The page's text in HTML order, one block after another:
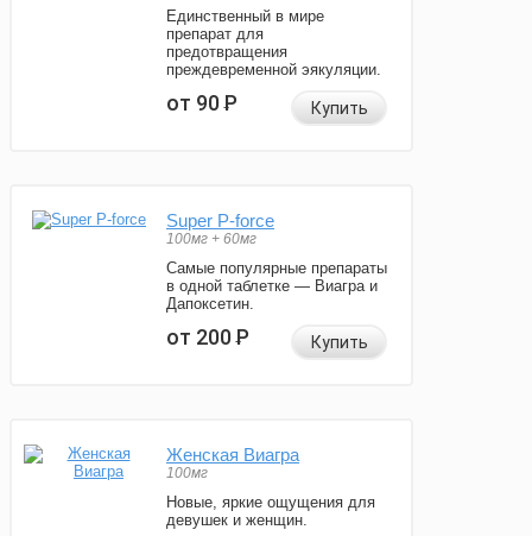
Единственный в мире
препарат для
предотвращения
преждевременной эякуляции.
от 90Р Купить
Super P-force
100мг + 60мг
Самые популярные препараты
в одной таблетке — Виагра и
Дапоксетин.
от 200Р Купить
Женская Виагра
100мг
Новые, яркие ощущения для
девушек и женщин.